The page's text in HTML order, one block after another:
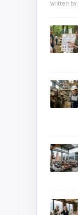
Written by